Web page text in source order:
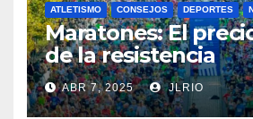
ATLETISMO CONSEJOS DEPORTES
Maratones: El
de la resistencia
ABR 7, 2025 JLRIO